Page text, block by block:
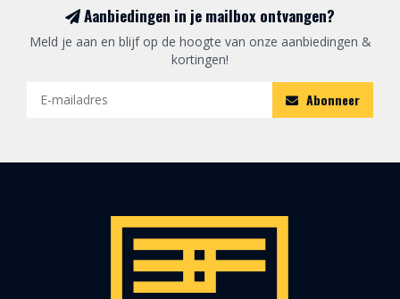
Aanbiedingen in je mailbox ontvangen?
Meld je aan en blijf op de hoogte van onze aanbiedingen &
kortingen!
Abonneer